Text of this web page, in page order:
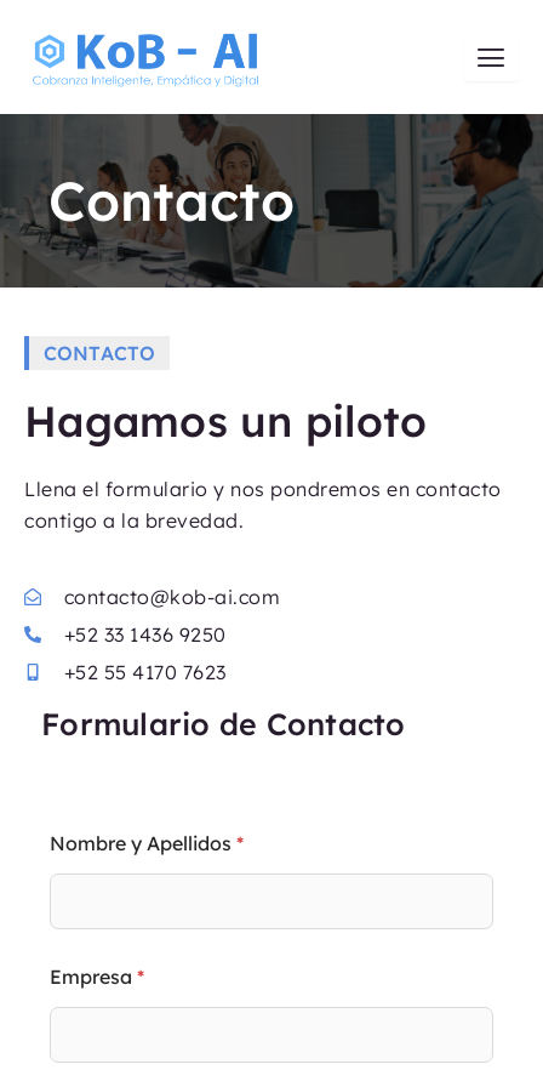
content
Contacto
CONTACTO
Hagamos un piloto
Llena el formulario y nos pondremos en contacto
contigo a la brevedad.
contacto@kob-ai.com
+52 33 1436 9250
+52 55 4170 7623
Formulario de Contacto
Nombre y Apellidos *
Empresa *